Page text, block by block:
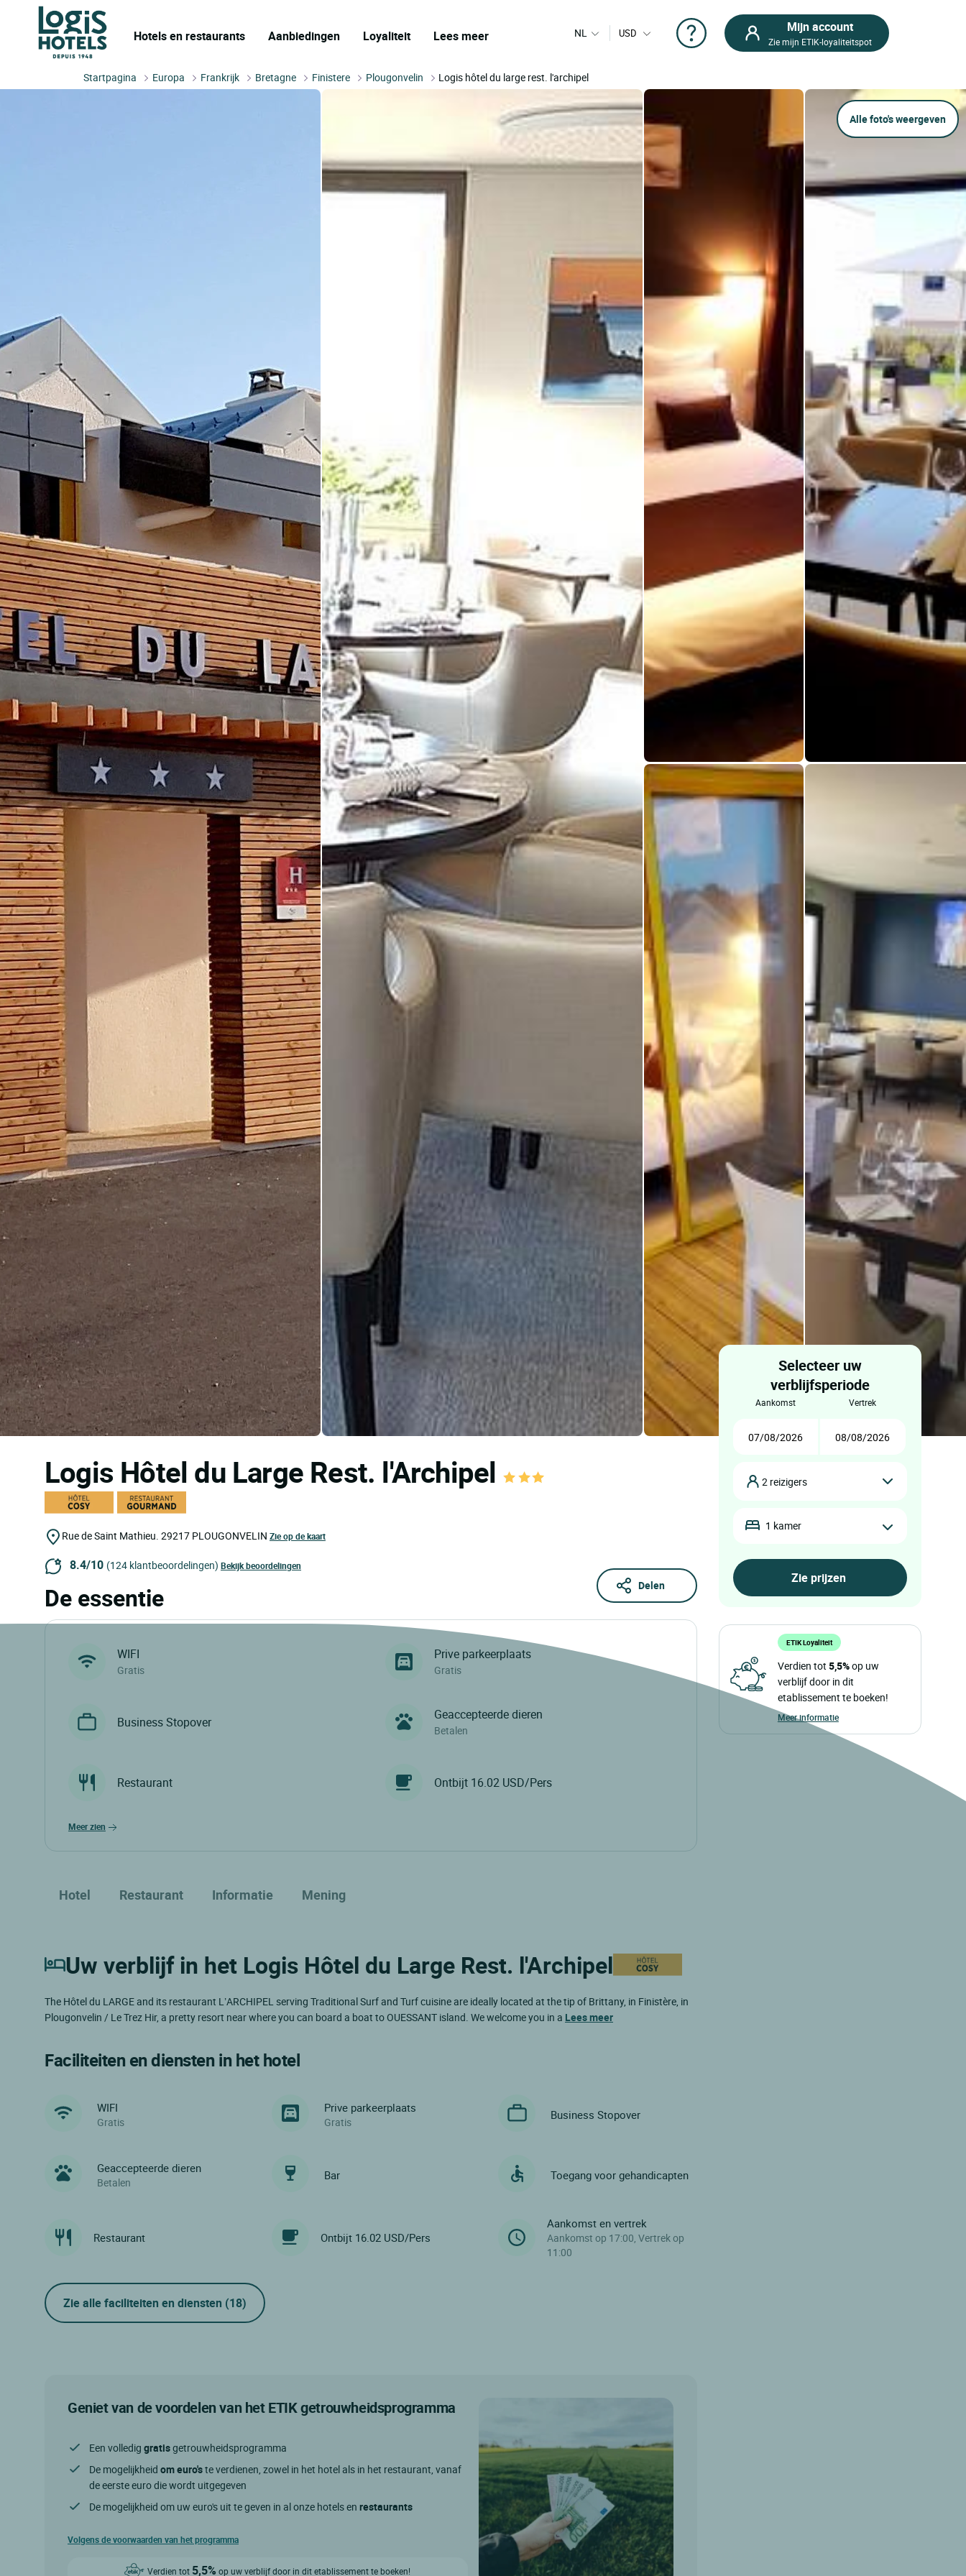
Hotels en restaurants Aanbiedingen Loyaliteit Lees meer NL USD Mijn account
Zie mijn ETIK-loyaliteitspot
Startpagina Europa Frankrijk Bretagne Finistere Plougonvelin Logis hôtel du large rest. l'archipel
Alle foto's weergeven
Logis Hôtel du Large Rest. l'Archipel
Rue de Saint Mathieu. 29217 PLOUGONVELIN Zie op de kaart
8.4/10 (124 klantbeoordelingen) Bekijk beoordelingen
Delen
De essentie
WIFI
Gratis
Prive parkeerplaats
Gratis
Business Stopover Geaccepteerde dieren
Betalen
Restaurant Ontbijt 16.02 USD/Pers
meer zien
Hotel Restaurant Informatie Mening
Uw verblijf in het Logis Hôtel du Large Rest. l'Archipel
The Hôtel du LARGE and its restaurant L’ARCHIPEL serving Traditional Surf and Turf cuisine are ideally located at the tip of Brittany, in Finistère, in
Plougonvelin / Le Trez Hir, a pretty resort near where you can board a boat to OUESSANT island. We welcome you in a Lees meer
Faciliteiten en diensten in het hotel
WIFI
Gratis
Prive parkeerplaats
Gratis
Business Stopover
Geaccepteerde dieren
Betalen
Bar Toegang voor gehandicapten
Restaurant Ontbijt 16.02 USD/Pers
Aankomst en vertrek
Aankomst op 17:00, Vertrek op
11:00
Zie alle faciliteiten en diensten (18)
Geniet van de voordelen van het ETIK getrouwheidsprogramma
Een volledig gratisgetrouwheidsprogramma
De mogelijkheid om euro'ste verdienen, zowel in het hotel als in het restaurant, vanaf
de eerste euro die wordt uitgegeven
De mogelijkheid om uw euro's uit te geven in al onze hotels en restaurants
Volgens de voorwaarden van het programma
Verdien tot 5,5% op uw verblijf door in dit etablissement te boeken!
Selecteer uw
verblijfsperiode
aankomst vertrek
2 reizigers
1 kamer
ETIK Loyaliteit
Verdien tot 5,5%op uw
verblijf door in dit
etablissement te boeken!
Meer informatie